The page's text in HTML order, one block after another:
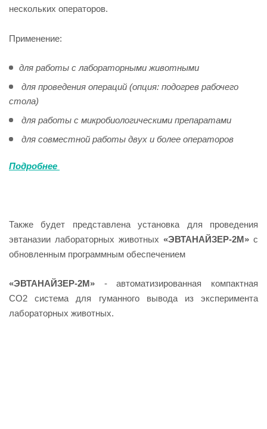
нескольких операторов.
Применение:
для работы с лабораторными животными
для проведения операций (опция: подогрев рабочего
стола)
для работы с микробиологическими препаратами
для совместной работы двух и более операторов
Подробнее
Также будет представлена установка для проведения
эвтаназии лабораторных животных «ЭВТАНАЙЗЕР-2М» с
обновленным программным обеспечением
«ЭВТАНАЙЗЕР-2М» - автоматизированная компактная
CO2 система для гуманного вывода из эксперимента
лабораторных животных.